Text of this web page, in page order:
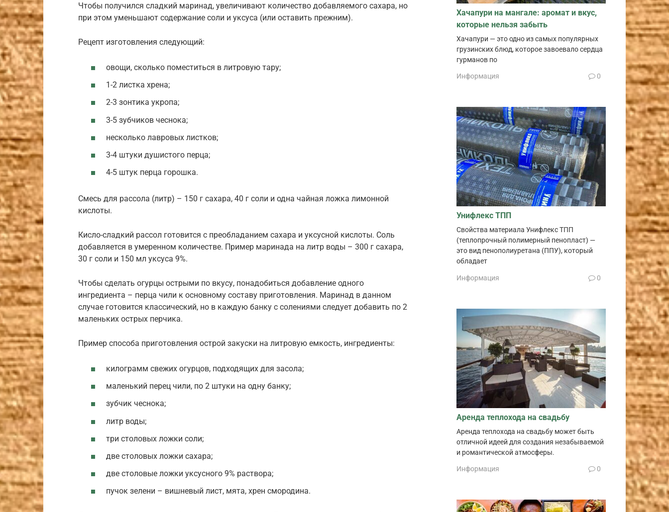
Чтобы получился сладкий маринад, увеличивают количество добавляемого сахара, но
при этом уменьшают содержание соли и уксуса (или оставить прежним).
Рецепт изготовления следующий:
овощи, сколько поместиться в литровую тару;
1-2 листка хрена;
2-3 зонтика укропа;
3-5 зубчиков чеснока;
несколько лавровых листков;
3-4 штуки душистого перца;
4-5 штук перца горошка.
Смесь для рассола (литр) – 150 г сахара, 40 г соли и одна чайная ложка лимонной
кислоты.
Кисло-сладкий рассол готовится с преобладанием сахара и уксусной кислоты. Соль
добавляется в умеренном количестве. Пример маринада на литр воды – 300 г сахара,
30 г соли и 150 мл уксуса 9%.
Чтобы сделать огурцы острыми по вкусу, понадобиться добавление одного
ингредиента – перца чили к основному составу приготовления. Маринад в данном
случае готовится классический, но в каждую банку с солениями следует добавить по 2
маленьких острых перчика.
Пример способа приготовления острой закуски на литровую емкость, ингредиенты:
килограмм свежих огурцов, подходящих для засола;
маленький перец чили, по 2 штуки на одну банку;
зубчик чеснока;
литр воды;
три столовых ложки соли;
две столовых ложки сахара;
две столовые ложки уксусного 9% раствора;
пучок зелени – вишневый лист, мята, хрен смородина.
Хачапури на мангале: аромат и вкус,
которые нельзя забыть
Хачапури — это одно из самых популярных
грузинских блюд, которое завоевало сердца
гурманов по
Информация 0
Унифлекс ТПП
Свойства материала Унифлекс ТПП
(теплопрочный полимерный пенопласт) —
это вид пенополиуретана (ППУ), который
обладает
Информация 0
Аренда теплохода на свадьбу
Аренда теплохода на свадьбу может быть
отличной идеей для создания незабываемой
и романтической атмосферы.
Информация 0